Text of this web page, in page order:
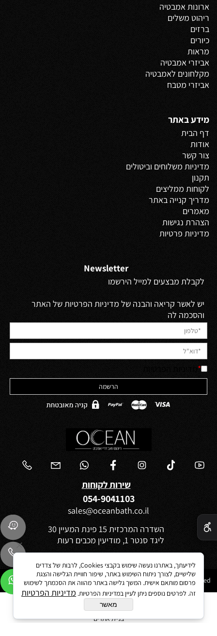
ארונות אמבטיה
ריהוט משלים
ברזים
כיורים
מראות
אביזרי אמבטיה
מקלחונים לאמבטיה
אביזרי מטבח
מידע באתר
דף הבית
אודות
צור קשר
מדיניות משלוחים וביטולים
תקנון
לקוחות ממליצים
מדריך קנייה באתר
מאמרים
הצהרת נגישות
מדיניות פרטיות
Newsletter
לקבלת מבצעים למייל הירשמו
יש לאשר קריאה והבנה של מדיניות הפרטיות של האתר
והסכמה לה
*
שירות לקוחות
054-9041103
sales@oceanbath.co.il
השדרה המרכזית 15 פינת המעיין 30
ליגד סנטר 1, מודיעין מכבים רעות
בניית אתרים
לידיעתך, באתרנו נעשה שימוש בקבצי Cookies, לרבות של צדדים
שלישיים, לצורך ניתוח השימוש באתר, שיפור חוויית הגלישה והצגת
פרסום מותאם אישית. המשך גלישה באתר מהווה את הסכמתך לשימוש
זה. לפרטים נוספים ניתן לעיין במדיניות הפרטיות. מדיניות הפרטיות
מאשר